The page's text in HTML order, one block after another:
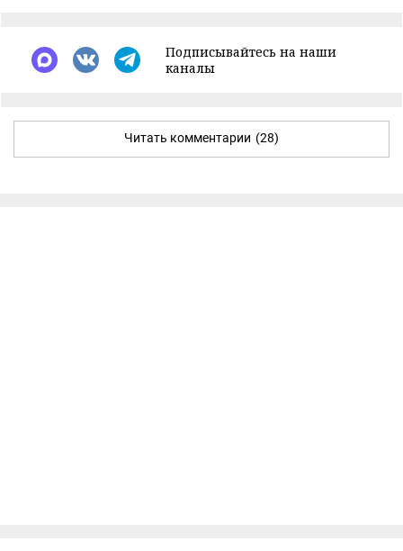
Подписывайтесь на наши
каналы
Читать комментарии (28)